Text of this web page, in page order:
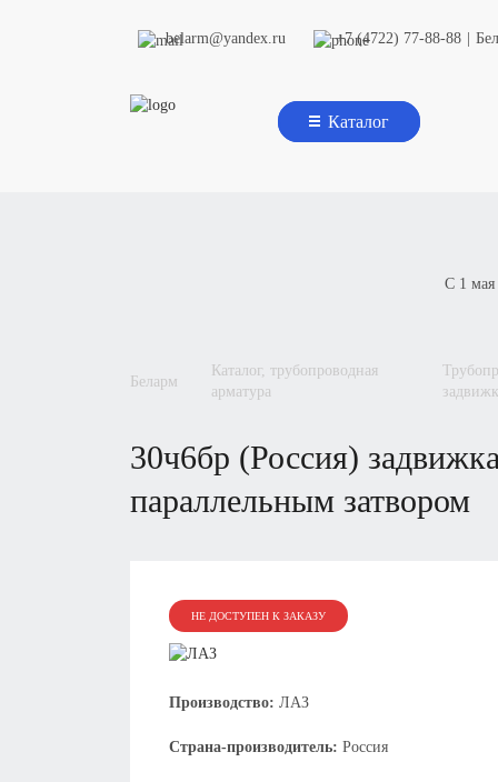
belarm@yandex.ru +7 (4722) 77-88-88
Каталог
С 1 мая
беларм
каталог, трубопроводная
арматура
трубопроводная арматура,
30ч6бр (Россия)
параллельным затвором
НЕ ДОСТУПЕН К ЗАКАЗУ
Производство: ЛАЗ
Страна-производитель: Россия